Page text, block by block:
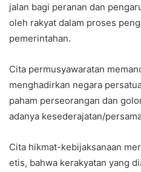
jalan bagi peranan dan
oleh rakyat dalam proses
pemerintahan.
Cita permusyawaratan
menghadirkan negara
paham perseorangan dan
adanya kesederajatan/
Cita hikmat-kebijaksanaan
etis, bahwa kerakyatan yang